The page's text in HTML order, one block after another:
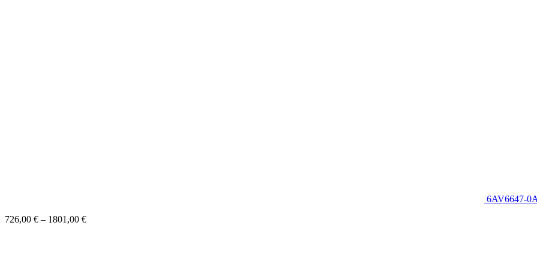
6AV6647-
726,00 € – 1801,00 €